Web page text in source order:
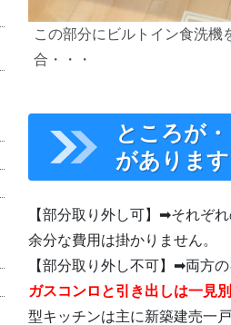
この部分にビルトイン食洗機
合・・・
ところが
があります
【部分取り外し可】➡それぞ
余分な費用は掛かりません。
【部分取り外し不可】➡両方
ガスコンロと引き出しは一見
型キッチンは主に新築建売一